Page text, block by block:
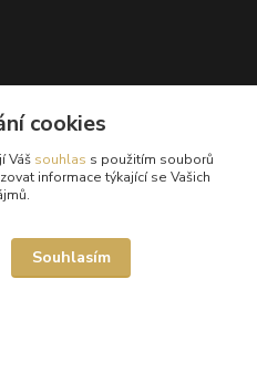
cookies
Váš souhlas s použitím souborů
informace týkající se Vašich
Souhlasím